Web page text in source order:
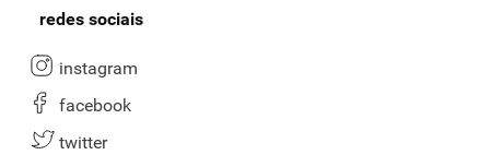
redes sociais
instagram
facebook
twitter